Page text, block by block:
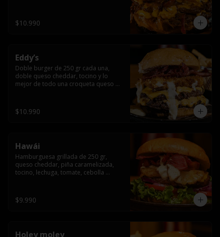
$10.990
Eddy’s
Doble burger de 250 gr cada una,
doble queso cheddar, tocino y lo
mejor de todo una croqueta queso
$10.990
Hawái
Hamburguesa grillada de 250 gr,
queso cheddar, piña caramelizada,
tocino, lechuga, tomate, cebolla
$9.990
Holey moley